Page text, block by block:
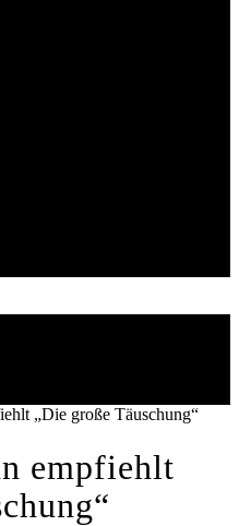
„Die große Täuschung“
empfiehlt